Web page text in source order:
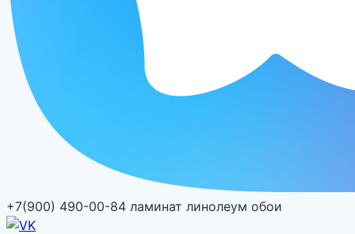
+7(900) 490-00-84 ламинат линолеум обои